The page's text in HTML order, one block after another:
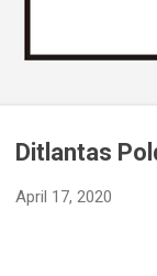
Ditlantas
April 17, 2020